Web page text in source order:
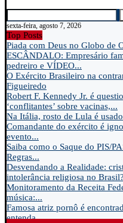
sexta-feira, agosto 7, 2026
Top Posts
Piada com Deus no Globo de
ESCÂNDALO: Empresário
pedreiro e VÍDEO...
O Exército Brasileiro na
Figueiredo
Robert F. Kennedy Jr. é
‘conflitantes’ sobre vacinas,...
Na Itália, rosto de Lula é
Comandante do exército é
evento...
Saiba como o Saque do PIS/
Regras...
Desvendando a Realidade:
intolerância religiosa no Brasil?
Monitoramento da Receita
música:...
Famosa atriz pornô é
entenda...